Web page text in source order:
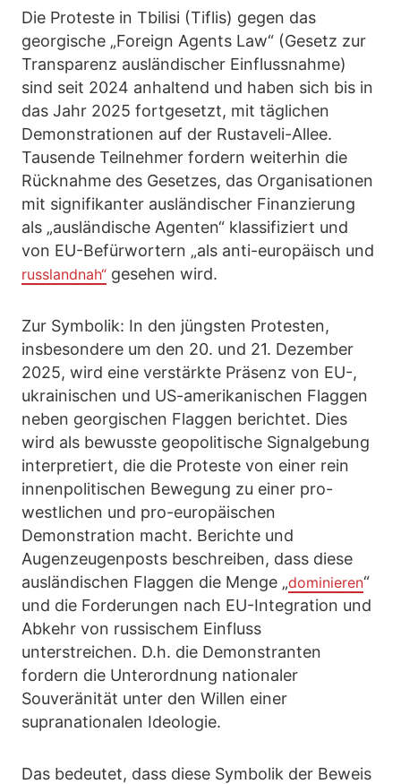
Die Proteste in Tbilisi (Tiflis) gegen das
georgische „Foreign Agents Law“ (Gesetz zur
Transparenz ausländischer Einflussnahme)
sind seit 2024 anhaltend und haben sich bis in
das Jahr 2025 fortgesetzt, mit täglichen
Demonstrationen auf der Rustaveli-Allee.
Tausende Teilnehmer fordern weiterhin die
Rücknahme des Gesetzes, das Organisationen
mit signifikanter ausländischer Finanzierung
als „ausländische Agenten“ klassifiziert und
von EU-Befürwortern „als anti-europäisch und
russlandnah“ gesehen wird.
Zur Symbolik: In den jüngsten Protesten,
insbesondere um den 20. und 21. Dezember
2025, wird eine verstärkte Präsenz von EU-,
ukrainischen und US-amerikanischen Flaggen
neben georgischen Flaggen berichtet. Dies
wird als bewusste geopolitische Signalgebung
interpretiert, die die Proteste von einer rein
innenpolitischen Bewegung zu einer pro-
westlichen und pro-europäischen
Demonstration macht. Berichte und
Augenzeugenposts beschreiben, dass diese
ausländischen Flaggen die Menge „dominieren“
und die Forderungen nach EU-Integration und
Abkehr von russischem Einfluss
unterstreichen. D.h. die Demonstranten
fordern die Unterordnung nationaler
Souveränität unter den Willen einer
supranationalen Ideologie.
Das bedeutet, dass diese Symbolik der Beweis